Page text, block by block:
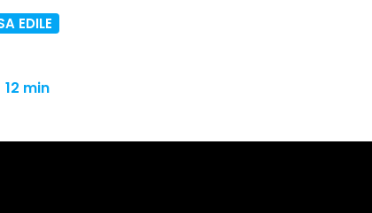
EDILE
12 min